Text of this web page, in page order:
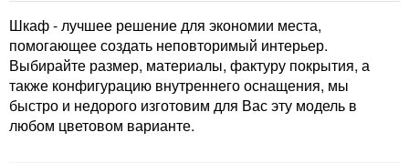
Шкаф - лучшее решение для экономии места,
помогающее создать неповторимый интерьер.
Выбирайте размер, материалы, фактуру покрытия, а
также конфигурацию внутреннего оснащения, мы
быстро и недорого изготовим для Вас эту модель в
любом цветовом варианте.